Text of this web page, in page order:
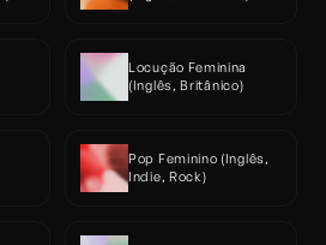
Locução Feminina
(Inglês, Britânico)
Pop Feminino (Inglês,
Indie, Rock)